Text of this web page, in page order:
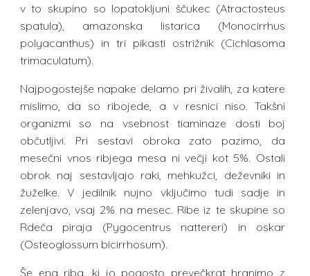
v to skupino so lopatokljuni ščukec (Atractosteus
spatula), amazonska listarica (Monocirrhus
polyacanthus) in tri pikasti ostrižnik (Cichlasoma
trimaculatum).
Najpogostejše napake delamo pri živalih, za katere
mislimo, da so ribojede, a v resnici niso. Takšni
organizmi so na vsebnost tiaminaze dosti boj
občutljivi. Pri sestavi obroka zato pazimo, da
mesečni vnos ribjega mesa ni večji kot 5%. Ostali
obrok naj sestavljajo raki, mehkužci, deževniki in
žuželke. V jedilnik nujno vključimo tudi sadje in
zelenjavo, vsaj 2% na mesec. Ribe iz te skupine so
Rdeča piraja (Pygocentrus nattereri) in oskar
(Osteoglossum bicirrhosum).
Še ena riba, ki jo pogosto prevečkrat hranimo z